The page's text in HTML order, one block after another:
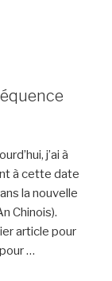
j’ai à
à cette date
la nouvelle
Chinois).
article pour
…